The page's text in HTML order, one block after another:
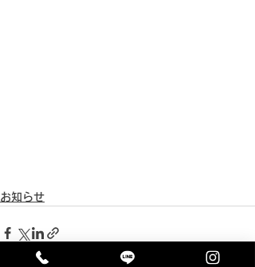
お知らせ